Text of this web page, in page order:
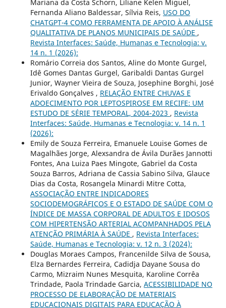
Mariana da Costa Schorn, Liliane Kelen Miguel,
Fernanda Aliano Baldessar, Sílvia Reis, USO DO
CHATGPT-4 COMO FERRAMENTA DE APOIO À ANÁLISE
QUALITATIVA DE PLANOS MUNICIPAIS DE SAÚDE ,
Revista Interfaces: Saúde, Humanas e Tecnologia: v.
14 n. 1 (2026):
Romário Correia dos Santos, Aline do Monte Gurgel,
Idê Gomes Dantas Gurgel, Garibaldi Dantas Gurgel
Junior, Wayner Vieira de Souza, Josephine Borghi, José
Erivaldo Gonçalves , RELAÇÃO ENTRE CHUVAS E
ADOECIMENTO POR LEPTOSPIROSE EM RECIFE: UM
ESTUDO DE SÉRIE TEMPORAL, 2004-2023 , Revista
Interfaces: Saúde, Humanas e Tecnologia: v. 14 n. 1
(2026):
Emily de Souza Ferreira, Emanuele Louise Gomes de
Magalhães Jorge, Alexsandra de Ávila Durães Jannotti
Fontes, Ana Luiza Paes Mingote, Gabriel da Costa
Souza Barros, Adriana de Cassia Sabino Silva, Glauce
Dias da Costa, Rosangela Minardi Mitre Cotta,
ASSOCIAÇÃO ENTRE INDICADORES
SOCIODEMOGRÁFICOS E O ESTADO DE SAÚDE COM O
ÍNDICE DE MASSA CORPORAL DE ADULTOS E IDOSOS
COM HIPERTENSÃO ARTERIAL ACOMPANHADOS PELA
ATENÇÃO PRIMÁRIA À SAÚDE , Revista Interfaces:
Saúde, Humanas e Tecnologia: v. 12 n. 3 (2024):
Douglas Moraes Campos, Francenilde Silva de Sousa,
Elza Bernardes Ferreira, Cadidja Dayane Sousa do
Carmo, Mizraim Nunes Mesquita, Karoline Corrêa
Trindade, Paola Trindade Garcia, ACESSIBILIDADE NO
PROCESSO DE ELABORAÇÃO DE MATERIAIS
EDUCACIONAIS DIGITAIS PARA EDUCAÇÃO À